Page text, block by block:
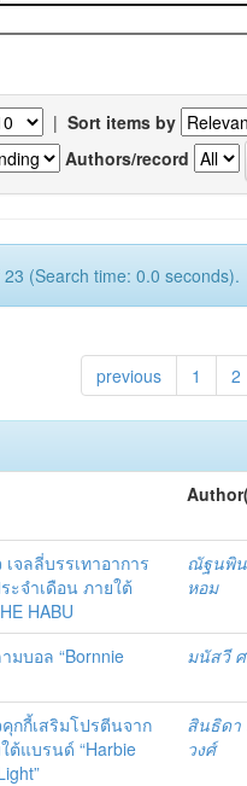
| Sort items by
Authors/record
(Search time: 0.0 seconds).
previous 1 2
จลลี่บรรเทาอาการ
ะจำเดือน ภายใต้
HABU
ณัฐนพิ
หอม
มบอล “Bornnie
มนัสวี
กกี้เสริมโปรตีนจาก
ต้แบรนด์ “Harbie
สินธิดา
วงศ์